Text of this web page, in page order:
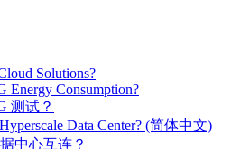
Solutions?
Energy Consumption?
测试？
Data Center? (简体中文)
中心互连？